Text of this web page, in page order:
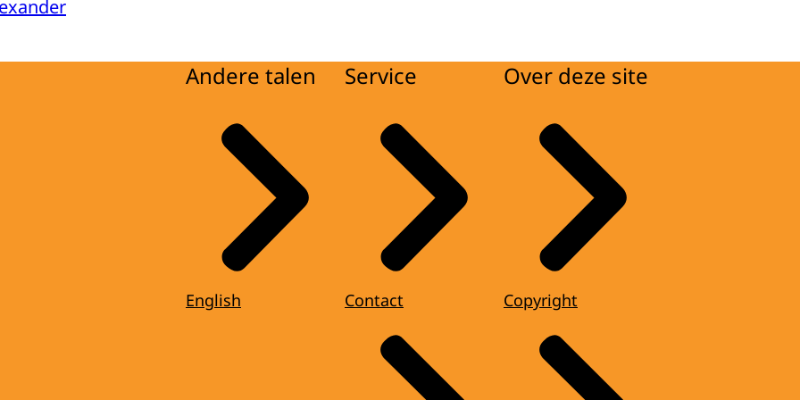
Andere talen
English
Service
Contact
Over deze site
Copyright